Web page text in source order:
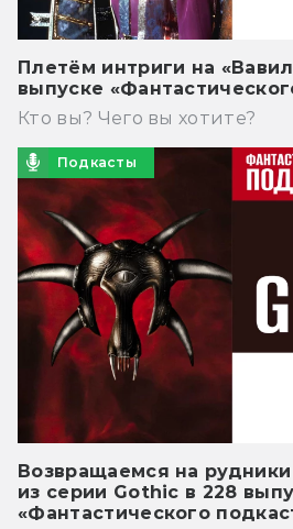
Плетём интриги на
выпуске
Кто вы? Чего вы хотите?
Подкасты
Возвращаемся на
из серии Gothic в 228
«Фантастического